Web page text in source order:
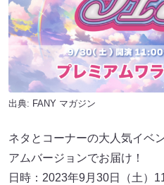
出典: FANY マガジン
ネタとコーナーの大人気イベ
アムバージョンでお届け！
日時：2023年9月30日（土）